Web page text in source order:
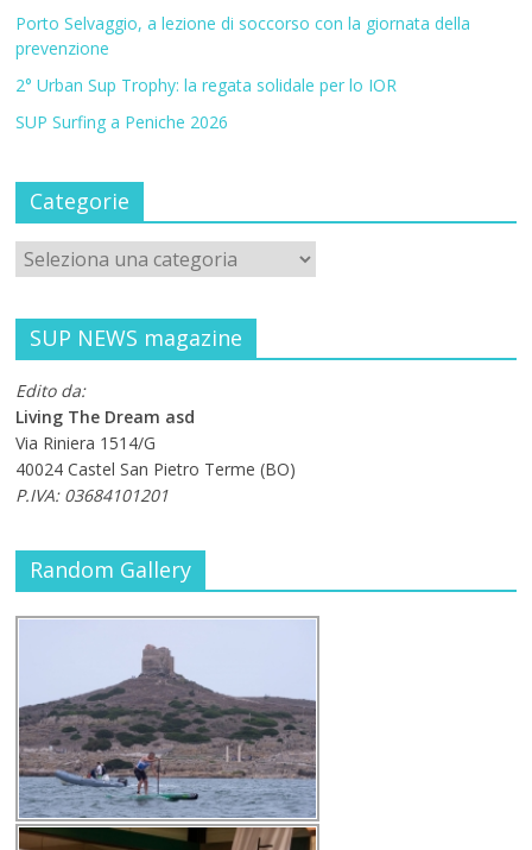
Porto Selvaggio, a lezione di soccorso con la giornata della
prevenzione
2° Urban Sup Trophy: la regata solidale per lo IOR
SUP Surfing a Peniche 2026
Categorie
SUP NEWS magazine
Edito da:
Living The Dream asd
Via Riniera 1514/G
40024 Castel San Pietro Terme (BO)
P.IVA: 03684101201
Random Gallery